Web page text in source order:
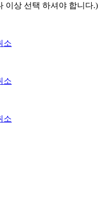
이상 선택 하셔야 합니다.)
소
소
소